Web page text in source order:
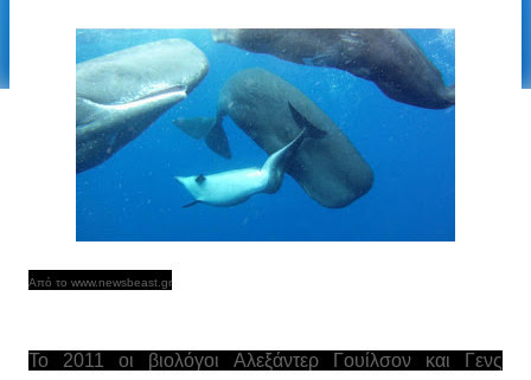
Από το www.newsbeast.gr
Το 2011 οι βιολόγοι Αλεξάντερ Γουίλσον και Γενς